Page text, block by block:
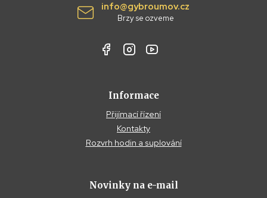
info@gybroumov.cz
Brzy se ozveme
Informace
Přijímací řízení
Kontakty
Rozvrh hodin a suplování
Novinky na e-mail